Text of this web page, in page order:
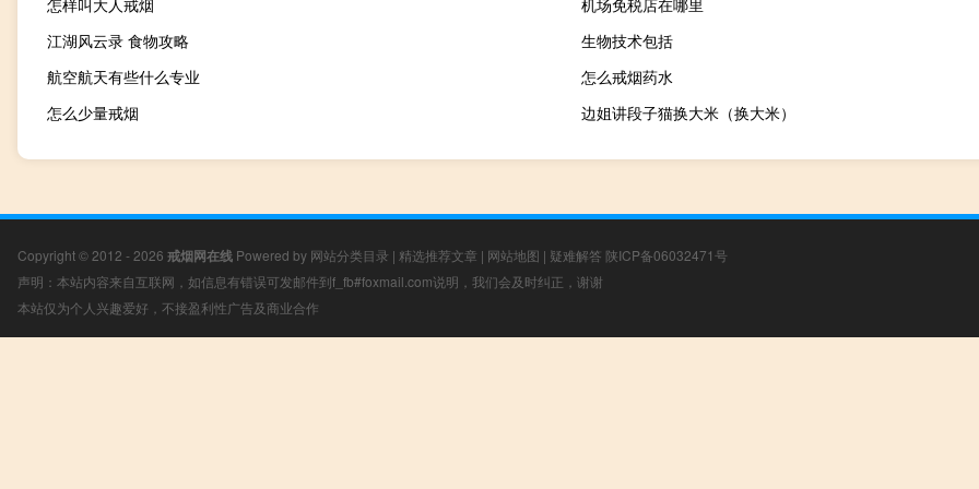
怎样叫大人戒烟
机场免税店在哪里
江湖风云录 食物攻略
生物技术包括
航空航天有些什么专业
怎么戒烟药水
怎么少量戒烟
边姐讲段子猫换大米（换大米）
Copyright © 2012 - 2026 戒烟网在线 Powered by 网站分类目录 | 精选推荐文章 | 网站地图 | 疑难解答 陕ICP备06032471号
声明：本站内容来自互联网，如信息有错误可发邮件到f_fb#foxmail.com说明，我们会及时纠正，谢谢
本站仅为个人兴趣爱好，不接盈利性广告及商业合作